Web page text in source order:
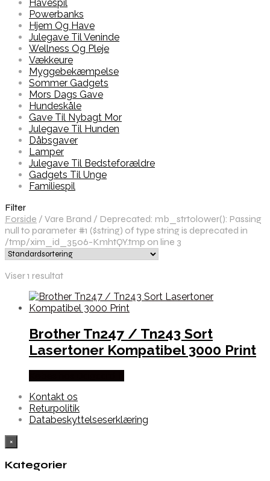
Havespil
Powerbanks
Hjem Og Have
Julegave Til Veninde
Wellness Og Pleje
Vækkeure
Myggebekæmpelse
Sommer Gadgets
Mors Dags Gave
Hundeskåle
Gave Til Nybagt Mor
Julegave Til Hunden
Dåbsgaver
Lamper
Julegave Til Bedsteforældre
Gadgets Til Unge
Familiespil
Filter
Forside / Vare Brand / Deprecated: mb_strtolower(): Passing
null to parameter #1 ($string) of type string is deprecated in
/tmp/xim_id_3506-KmhtQY.tmp on line 3
Viser 1 resultat
Brother Tn247 / Tn243 Sort
Lasertoner Kompatibel 3000 Print
Kontakt os
Returpolitik
Databeskyttelseserklæring
×
Kategorier